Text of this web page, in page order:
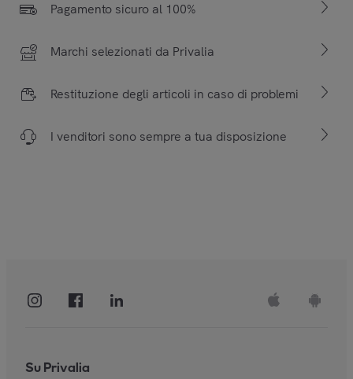
Pagamento sicuro al 100%
Marchi selezionati da Privalia
Restituzione degli articoli in caso di problemi
I venditori sono sempre a tua disposizione
Su Privalia